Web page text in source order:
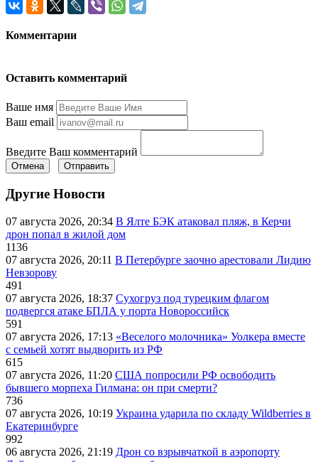
Комментарии
Оставить комментарий
Ваше имя
Ваш email
Введите Ваш комментарий
Отмена Отправить
Другие Новости
07 августа 2026, 20:34 В Ялте БЭК атаковал пляж, в Керчи
дрон попал в жилой дом
1136
07 августа 2026, 20:11 В Петербурге заочно арестовали Лидию
Невзорову
491
07 августа 2026, 18:37 Сухогруз под турецким флагом
подвергся атаке БПЛА у порта Новороссийск
591
07 августа 2026, 17:13 «Веселого молочника» Уолкера вместе
с семьей хотят выдворить из РФ
615
07 августа 2026, 11:20 США попросили РФ освободить
бывшего морпеха Гилмана: он при смерти?
736
07 августа 2026, 10:19 Украина ударила по складу Wildberries в
Екатеринбурге
992
06 августа 2026, 21:19 Дрон со взрывчаткой в аэропорту